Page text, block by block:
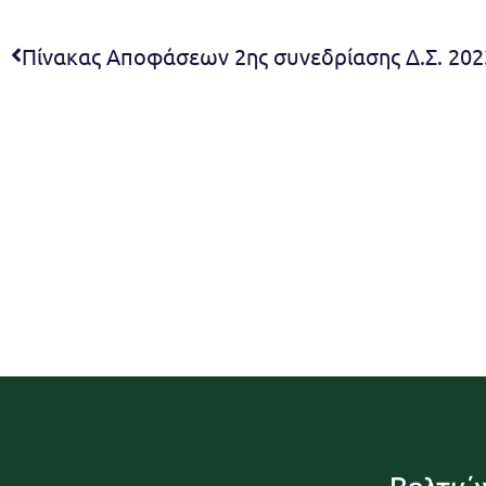
Πίνακας Αποφάσεων 2ης συνεδρίασης Δ.Σ.